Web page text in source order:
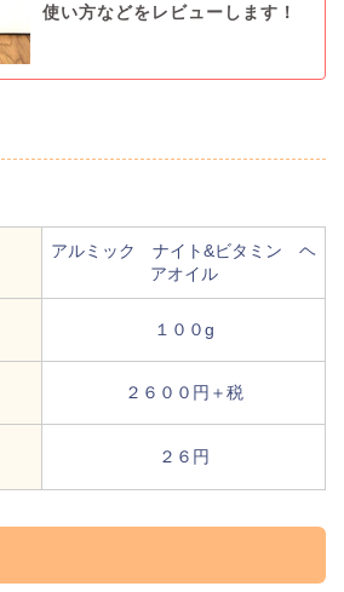
使い方などをレビューします！
アルミック ナイト&ビタミン ヘ
アオイル
１００g
２６００円＋税
２６円